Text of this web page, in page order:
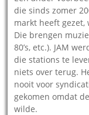
die sinds zomer
markt heeft gezet,
Die brengen
80’s, etc.). JAM
die stations te
niets over terug.
nooit voor
gekomen omdat
wilde.